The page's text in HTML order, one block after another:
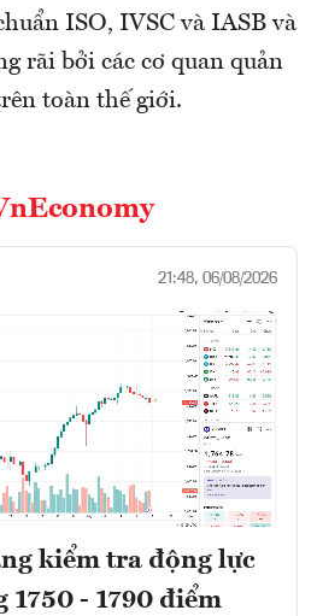
ISO, IVSC và IASB và
rãi bởi các cơ quan quản
toàn thế giới.
21:48, 06/08/2026
kiểm tra động lực
1750 - 1790 điểm